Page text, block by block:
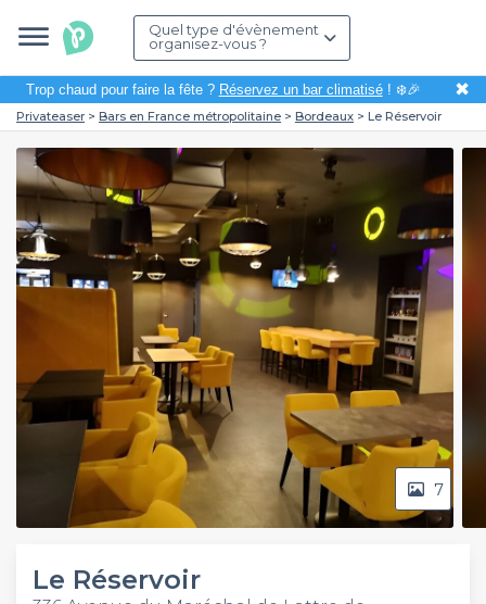
Quel type d'évènement
organisez-vous ?
Trop chaud pour faire la fête ? Réservez un bar climatisé! ❄️🎉 ✖
Privateaser Bars en France métropolitaine Bordeaux Le Réservoir
7
Le Réservoir